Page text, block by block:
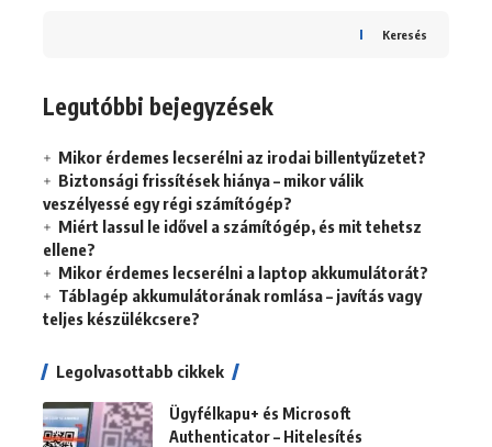
Keresés
Legutóbbi bejegyzések
Mikor érdemes lecserélni az irodai billentyűzetet?
Biztonsági frissítések hiánya – mikor válik
veszélyessé egy régi számítógép?
Miért lassul le idővel a számítógép, és mit tehetsz
ellene?
Mikor érdemes lecserélni a laptop akkumulátorát?
Táblagép akkumulátorának romlása – javítás vagy
teljes készülékcsere?
Legolvasottabb cikkek
Ügyfélkapu+ és Microsoft
Authenticator – Hitelesítés